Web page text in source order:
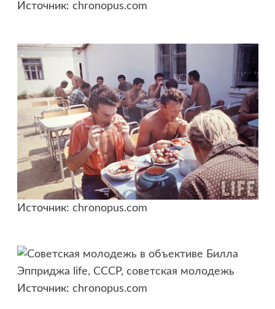
Источник: chronopus.com
Источник: chronopus.com
Источник: chronopus.com